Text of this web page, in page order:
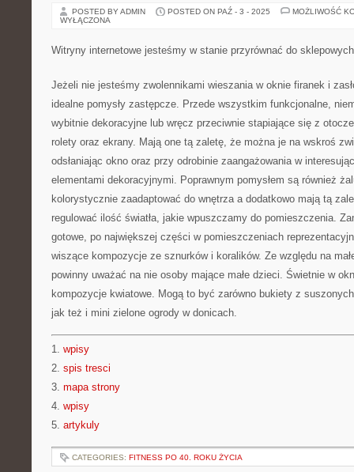
POSTED BY ADMIN POSTED ON PAŹ - 3 - 2025
MOŻLIWOŚĆ
WYŁĄCZONA
Witryny internetowe jesteśmy w stanie przyrównać do
Jeżeli nie jesteśmy zwolennikami wieszania w oknie firanek i
idealne pomysły zastępcze. Przede wszystkim funkcjonalne,
wybitnie dekoracyjne lub wręcz przeciwnie stapiające się z
rolety oraz ekrany. Mają one tą zaletę, że można je na wskroś
odsłaniając okno oraz przy odrobinie zaangażowania w
elementami dekoracyjnymi. Poprawnym pomysłem są również
kolorystycznie zaadaptować do wnętrza a dodatkowo mają tą
regulować ilość światła, jakie wpuszczamy do pomieszczenia.
gotowe, po największej części w pomieszczeniach
wiszące kompozycje ze sznurków i koralików. Ze względu na
powinny uważać na nie osoby mające małe dzieci. Świetnie w
kompozycje kwiatowe. Mogą to być zarówno bukiety z
jak też i mini zielone ogrody w donicach.
1. wpisy
2. spis tresci
3. mapa strony
4. wpisy
5. artykuly
CATEGORIES: FITNESS PO 40. ROKU ŻYCIA